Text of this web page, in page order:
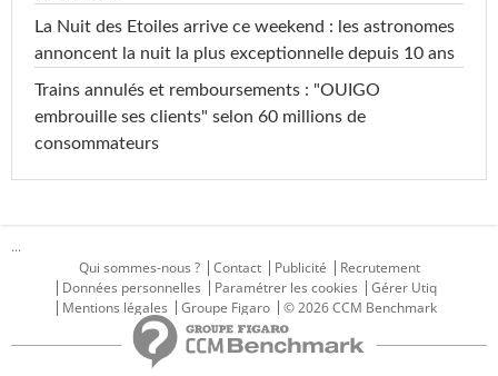
La Nuit des Etoiles arrive ce weekend : les astronomes
annoncent la nuit la plus exceptionnelle depuis 10 ans
Trains annulés et remboursements : "OUIGO
embrouille ses clients" selon 60 millions de
consommateurs
...
Qui sommes-nous ?
Contact Publicité
Recrutement
Données personnelles
Paramétrer les cookies
Gérer Utiq
Mentions légales
Groupe Figaro © 2026 CCM Benchmark